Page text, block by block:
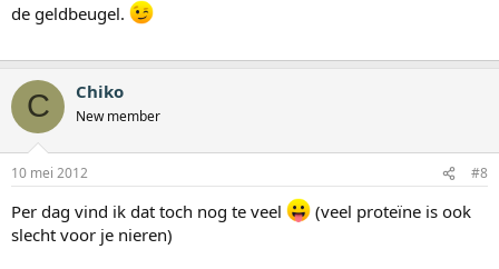
de geldbeugel.
C Chiko
New member
10 mei 2012 #8
Per dag vind ik dat toch nog te veel
(veel proteïne is ook
slecht voor je nieren)